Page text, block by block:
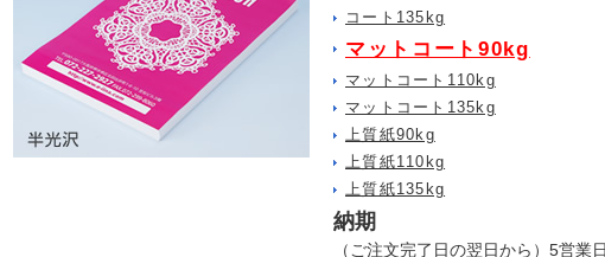
コート135kg
マットコート90kg
マットコート110kg
マットコート135kg
上質紙90kg
上質紙110kg
上質紙135kg
納期
（ご注文完了日の翌日から）5営業